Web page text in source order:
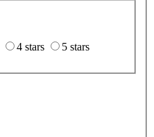
4 stars
5 stars